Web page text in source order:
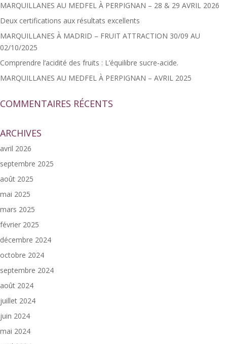
MARQUILLANES AU MEDFEL À PERPIGNAN – 28 & 29 AVRIL 2026
Deux certifications aux résultats excellents
MARQUILLANES À MADRID – FRUIT ATTRACTION 30/09 AU
02/10/2025
Comprendre l’acidité des fruits : L’équilibre sucre-acide.
MARQUILLANES AU MEDFEL À PERPIGNAN – AVRIL 2025
COMMENTAIRES RÉCENTS
ARCHIVES
avril 2026
septembre 2025
août 2025
mai 2025
mars 2025
février 2025
décembre 2024
octobre 2024
septembre 2024
août 2024
juillet 2024
juin 2024
mai 2024